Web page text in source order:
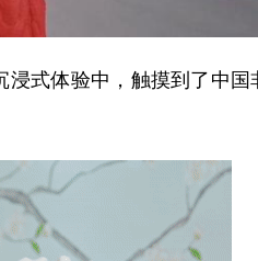
式体验中，触摸到了中国